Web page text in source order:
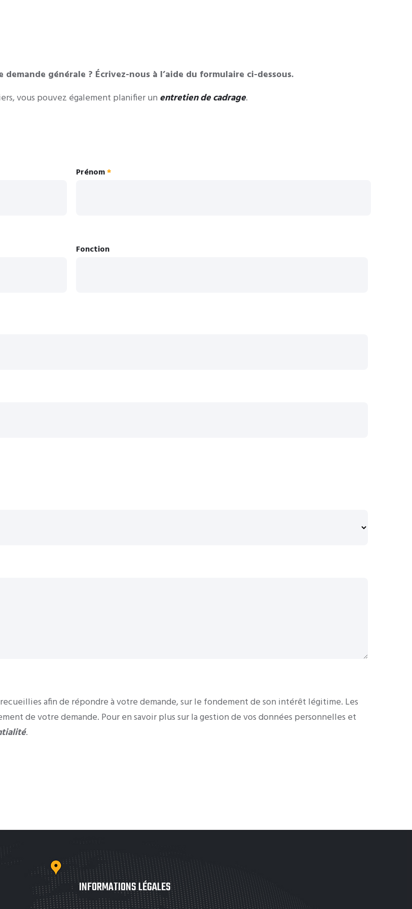
générale ? Écrivez-nous à l’aide du formulaire ci-dessous.
vous pouvez également planifier un entretien de cadrage.
Prénom
Fonction
afin de répondre à votre demande, sur le fondement de son intérêt légitime. Les
de votre demande. Pour en savoir plus sur la gestion de vos données personnelles et
.
INFORMATIONS LÉGALES